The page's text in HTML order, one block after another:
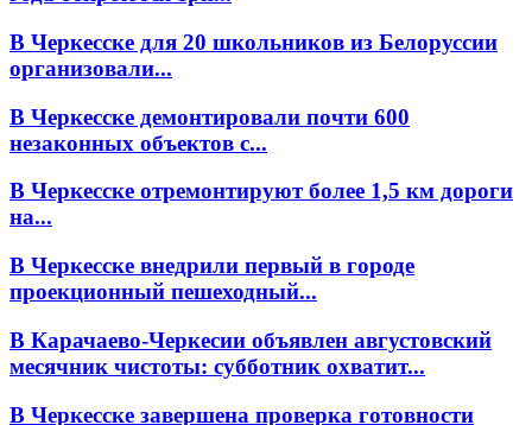
В Черкесске для 20 школьников из Белоруссии
организовали...
В Черкесске демонтировали почти 600
незаконных объектов с...
В Черкесске отремонтируют более 1,5 км дороги
на...
В Черкесске внедрили первый в городе
проекционный пешеходный...
В Карачаево-Черкесии объявлен августовский
месячник чистоты: субботник охватит...
В Черкесске завершена проверка готовности